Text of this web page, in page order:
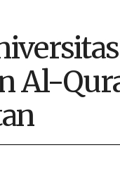
Al-